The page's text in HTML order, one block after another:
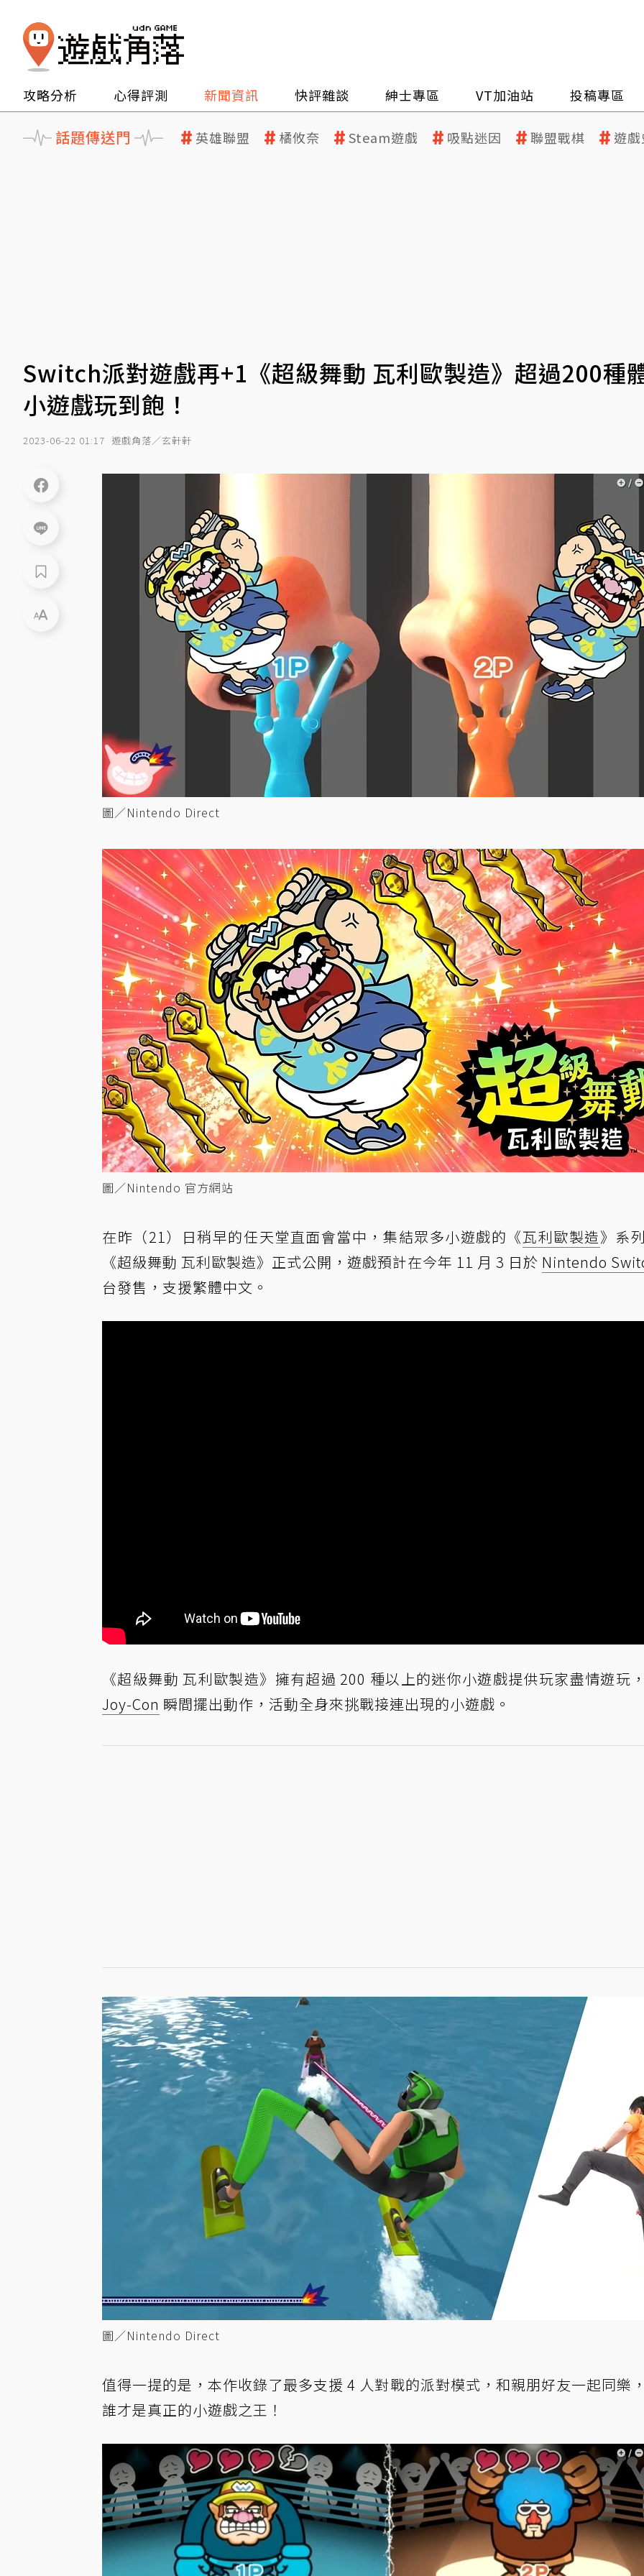
攻略分析 心得評測 新聞資訊 快評雜談 紳士專區 VT加油站 投稿專區
話題傳送門 英雄聯盟 橘攸奈 Steam遊戲 吸點迷因 聯盟戰棋 遊
Switch派對遊戲再+1《超級舞動 瓦利歐製造》超過200種
小遊戲玩到飽！
2023-06-22 01:17 遊戲角落／玄軒軒
圖／Nintendo Direct
圖／Nintendo 官方網站
在昨（21）日稍早的任天堂直面會當中，集結眾多小遊戲的《瓦利歐製造》系
《超級舞動 瓦利歐製造》正式公開，遊戲預計在今年 11 月 3 日於 Nintendo
台發售，支援繁體中文。
《超級舞動 瓦利歐製造》擁有超過 200 種以上的迷你小遊戲提供玩家盡情遊玩
Joy-Con 瞬間擺出動作，活動全身來挑戰接連出現的小遊戲。
圖／Nintendo Direct
值得一提的是，本作收錄了最多支援 4 人對戰的派對模式，和親朋好友一起同樂
誰才是真正的小遊戲之王！